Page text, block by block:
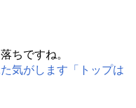
ちですね。
気がします「トップは